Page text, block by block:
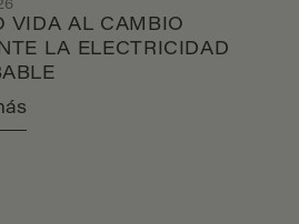
VIDA AL CAMBIO
LA ELECTRICIDAD